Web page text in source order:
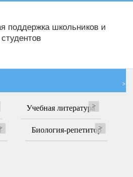
поддержка школьников и
студентов
Учебная литература
Биология-репетитор